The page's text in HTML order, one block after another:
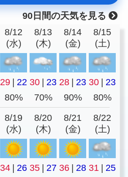
90日間の天気を見る
8/12
(水)
8/13
(木)
8/14
(金)
8/15
(土)
29 | 22 30 | 23 28 | 23 30 | 23
80% 70% 90% 80%
8/19
(水)
8/20
(木)
8/21
(金)
8/22
(土)
34 | 26 35 | 27 36 | 28 31 | 25